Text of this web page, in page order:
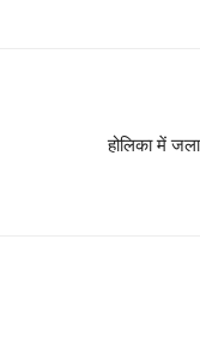
होलिका में